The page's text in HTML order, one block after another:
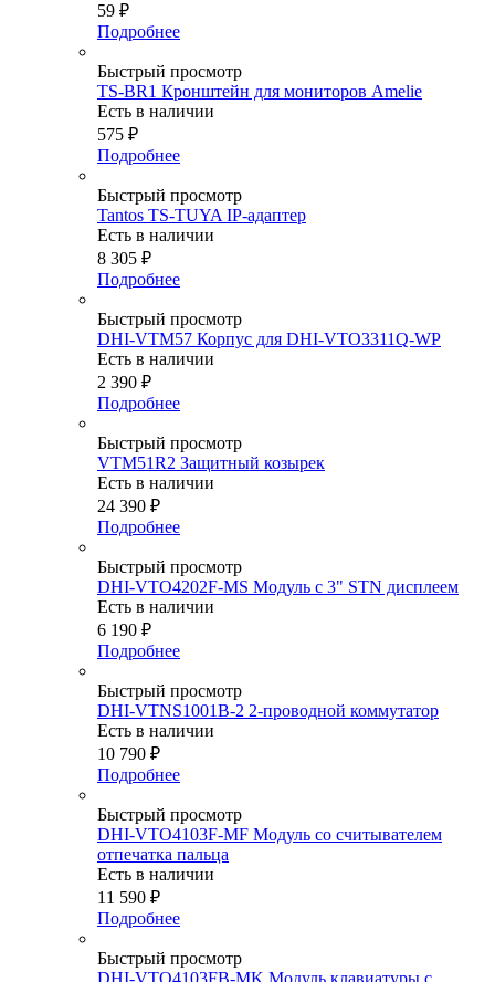
59 ₽
Подробнее
Быстрый просмотр
TS-BR1 Кронштейн для мониторов Amelie
Есть в наличии
575 ₽
Подробнее
Быстрый просмотр
Tantos TS-TUYA IP-адаптер
Есть в наличии
8 305 ₽
Подробнее
Быстрый просмотр
DHI-VTM57 Корпус для DHI-VTO3311Q-WP
Есть в наличии
2 390 ₽
Подробнее
Быстрый просмотр
VTM51R2 Защитный козырек
Есть в наличии
24 390 ₽
Подробнее
Быстрый просмотр
DHI-VTO4202F-MS Модуль с 3" STN дисплеем
Есть в наличии
6 190 ₽
Подробнее
Быстрый просмотр
DHI-VTNS1001B-2 2-проводной коммутатор
Есть в наличии
10 790 ₽
Подробнее
Быстрый просмотр
DHI-VTO4103F-MF Модуль со считывателем
отпечатка пальца
Есть в наличии
11 590 ₽
Подробнее
Быстрый просмотр